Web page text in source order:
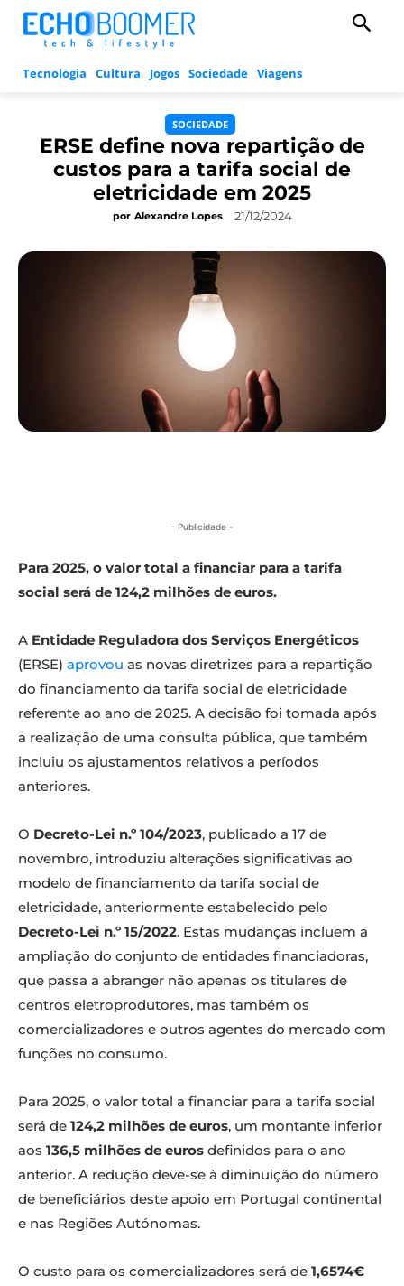
Tecnologia Cultura Jogos Sociedade Viagens
SOCIEDADE
ERSE define nova repartição de
custos para a tarifa social de
eletricidade em 2025
por Alexandre Lopes 21/12/2024
- Publicidade -
Para 2025, o valor total a financiar para a tarifa
social será de 124,2 milhões de euros.
A Entidade Reguladora dos Serviços Energéticos
(ERSE) aprovou as novas diretrizes para a repartição
do financiamento da tarifa social de eletricidade
referente ao ano de 2025. A decisão foi tomada após
a realização de uma consulta pública, que também
incluiu os ajustamentos relativos a períodos
anteriores.
O Decreto-Lei n.º 104/2023, publicado a 17 de
novembro, introduziu alterações significativas ao
modelo de financiamento da tarifa social de
eletricidade, anteriormente estabelecido pelo
Decreto-Lei n.º 15/2022. Estas mudanças incluem a
ampliação do conjunto de entidades financiadoras,
que passa a abranger não apenas os titulares de
centros eletroprodutores, mas também os
comercializadores e outros agentes do mercado com
funções no consumo.
Para 2025, o valor total a financiar para a tarifa social
será de 124,2 milhões de euros, um montante inferior
aos 136,5 milhões de euros definidos para o ano
anterior. A redução deve-se à diminuição do número
de beneficiários deste apoio em Portugal continental
e nas Regiões Autónomas.
O custo para os comercializadores será de 1,6574€